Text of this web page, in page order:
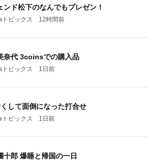
ンド松下のなんでもプレゼン！
ピックス 12時間前
奈代 3coinsでの購入品
ピックス 1日前
して面倒になった打合せ
ピックス 1日前
十郎 爆睡と帰国の一日